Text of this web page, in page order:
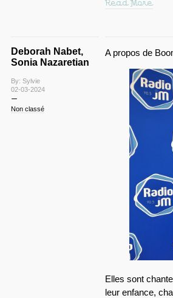
Read More
Deborah Nabet,
Sonia Nazaretian
By: Sylvie
02-03-2024
Non classé
A propos de
Elles sont
leur enfance,